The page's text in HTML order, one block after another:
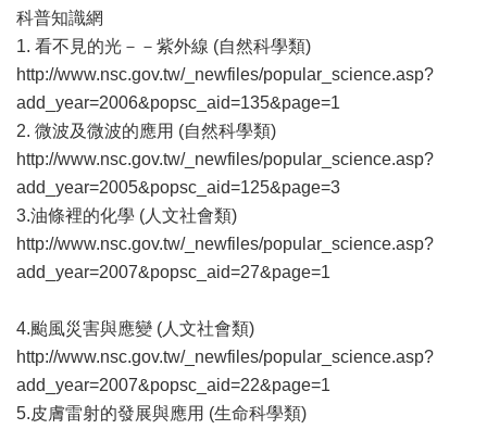
科普知識網
1. 看不見的光－－紫外線 (自然科學類)
http://www.nsc.gov.tw/_newfiles/popular_science.asp?
add_year=2006&popsc_aid=135&page=1
2. 微波及微波的應用 (自然科學類)
http://www.nsc.gov.tw/_newfiles/popular_science.asp?
add_year=2005&popsc_aid=125&page=3
3.油條裡的化學 (人文社會類)
http://www.nsc.gov.tw/_newfiles/popular_science.asp?
add_year=2007&popsc_aid=27&page=1
4.颱風災害與應變 (人文社會類)
http://www.nsc.gov.tw/_newfiles/popular_science.asp?
add_year=2007&popsc_aid=22&page=1
5.皮膚雷射的發展與應用 (生命科學類)